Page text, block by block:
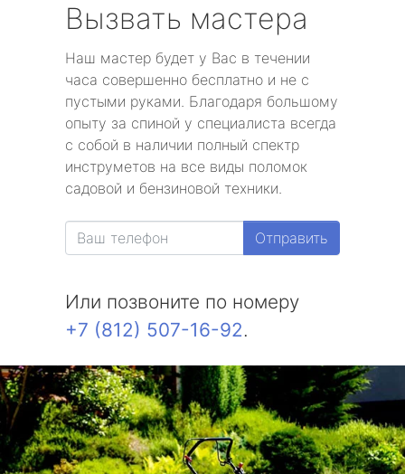
Вызвать мастера
Наш мастер будет у Вас в течении
часа совершенно бесплатно и не с
пустыми руками. Благодаря большому
опыту за спиной у специалиста всегда
с собой в наличии полный спектр
инструметов на все виды поломок
садовой и бензиновой техники.
Отправить
Или позвоните по номеру
+7 (812) 507-16-92.